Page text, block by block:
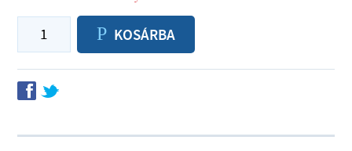
P KOSÁRBA
f t